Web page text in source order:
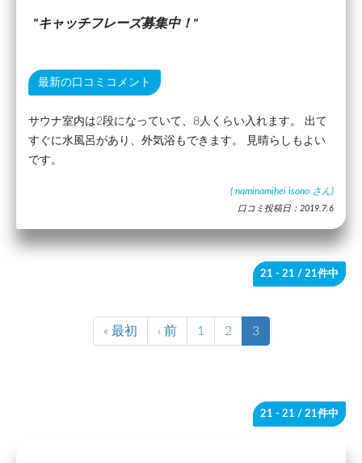
キャッチフレーズ募集中！
最新の口コミコメント
サウナ室内は2段になっていて、8人くらい入れます。 出て
すぐに水風呂があり、外気浴もできます。 見晴らしもよい
です。
( naminamihei isono さん)
口コミ投稿日：2019.7.6
21 - 21 / 21件中
« 最初 ‹ 前 1 2 3
21 - 21 / 21件中